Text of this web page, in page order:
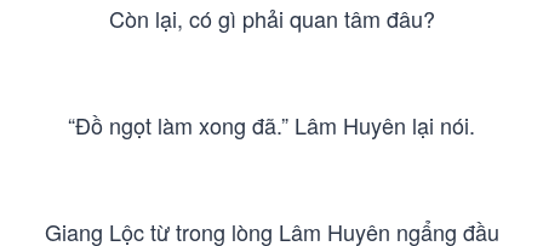
Còn lại, có gì phải quan tâm đâu?
“Đồ ngọt làm xong đã.” Lâm Huyên lại nói.
Giang Lộc từ trong lòng Lâm Huyên ngẩng đầu